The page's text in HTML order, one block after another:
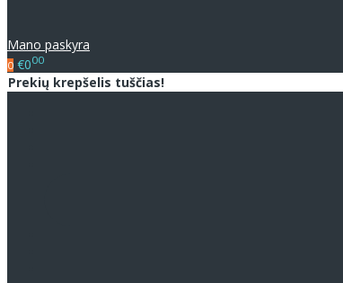
Mano paskyra
0 €000
Prekių krepšelis tuščias!